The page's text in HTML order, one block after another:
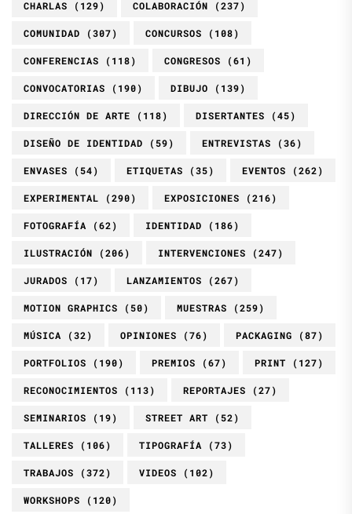
CHARLAS (129) COLABORACIÓN (237)
COMUNIDAD (307) CONCURSOS (108)
CONFERENCIAS (118) CONGRESOS (61)
CONVOCATORIAS (190) DIBUJO (139)
DIRECCIÓN DE ARTE (118) DISERTANTES (45)
DISEÑO DE IDENTIDAD (59) ENTREVISTAS (36)
ENVASES (54) ETIQUETAS (35) EVENTOS (262)
EXPERIMENTAL (290) EXPOSICIONES (216)
FOTOGRAFÍA (62) IDENTIDAD (186)
ILUSTRACIÓN (206) INTERVENCIONES (247)
JURADOS (17) LANZAMIENTOS (267)
MOTION GRAPHICS (50) MUESTRAS (259)
MÚSICA (32) OPINIONES (76) PACKAGING (87)
PORTFOLIOS (190) PREMIOS (67) PRINT (127)
RECONOCIMIENTOS (113) REPORTAJES (27)
SEMINARIOS (19) STREET ART (52)
TALLERES (106) TIPOGRAFÍA (73)
TRABAJOS (372) VIDEOS (102)
WORKSHOPS (120)